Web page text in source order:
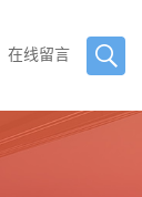
在线留言